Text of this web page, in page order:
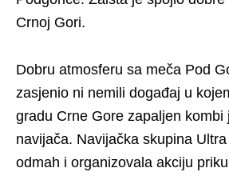
Crnoj Gori.
Dobru atmosferu sa meča Pod
zasjenio ni nemili događaj u
gradu Crne Gore zapaljen kombi
navijača. Navijačka skupina
odmah i organizovala akciju